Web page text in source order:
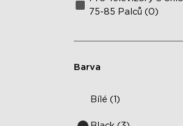
75-85 Palců (0)
Barva
Bílé (1)